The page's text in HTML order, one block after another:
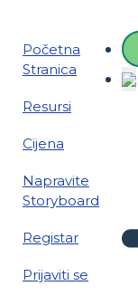
Početna
Stranica
Resursi
Cijena
Napravite
Storyboard
Registar
Prijaviti se